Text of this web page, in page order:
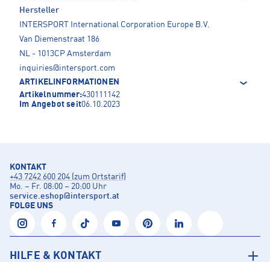
Hersteller
INTERSPORT International Corporation Europe B.V.
Van Diemenstraat 186
NL - 1013CP Amsterdam
inquiries@intersport.com
ARTIKELINFORMATIONEN
Artikelnummer:430111142
Im Angebot seit06.10.2023
KONTAKT
+43 7242 600 204 (zum Ortstarif)
Mo. – Fr. 08:00 – 20:00 Uhr
service.eshop@intersport.at
FOLGE UNS
HILFE & KONTAKT